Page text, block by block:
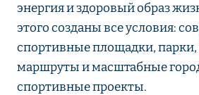
энергия и здоровый образ
этого созданы все условия:
спортивные площадки, парки,
маршруты и масштабные
спортивные проекты.